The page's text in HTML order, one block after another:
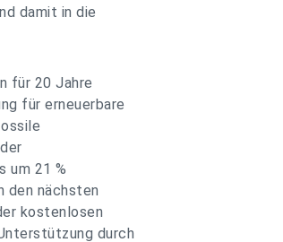
damit in die
für 20 Jahre
für erneuerbare
um 21 %
den nächsten
kostenlosen
durch